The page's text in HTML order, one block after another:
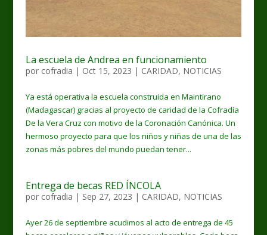
La escuela de Andrea en funcionamiento
por cofradia | Oct 15, 2023 | CARIDAD, NOTICIAS
Ya está operativa la escuela construida en Maintirano
(Madagascar) gracias al proyecto de caridad de la Cofradía
De la Vera Cruz con motivo de la Coronación Canónica. Un
hermoso proyecto para que los niños y niñas de una de las
zonas más pobres del mundo puedan tener...
Entrega de becas RED ÍNCOLA
por cofradia | Sep 27, 2023 | CARIDAD, NOTICIAS
Ayer 26 de septiembre acudimos al acto de entrega de 45